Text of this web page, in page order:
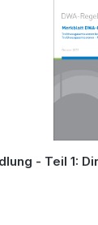
- Teil 1: